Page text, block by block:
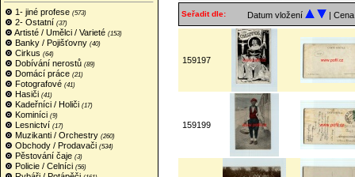
1- jiné profese (573)
2- Ostatní (37)
Artisté / Umělci / Varieté (153)
Banky / Pojišťovny (40)
Cirkus (64)
Dobívání nerostů (89)
Domácí práce (21)
Fotografové (41)
Hasiči (41)
Kadeřníci / Holiči (17)
Kominíci (9)
Lesnictví (17)
Muzikanti / Orchestry (260)
Obchody / Prodavači (534)
Pěstování čaje (3)
Policie / Celníci (56)
Seřadit dle: Datum vložení |
159197
159199